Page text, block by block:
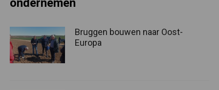
ondernemen
Bruggen bouwen naar Oost-
Europa